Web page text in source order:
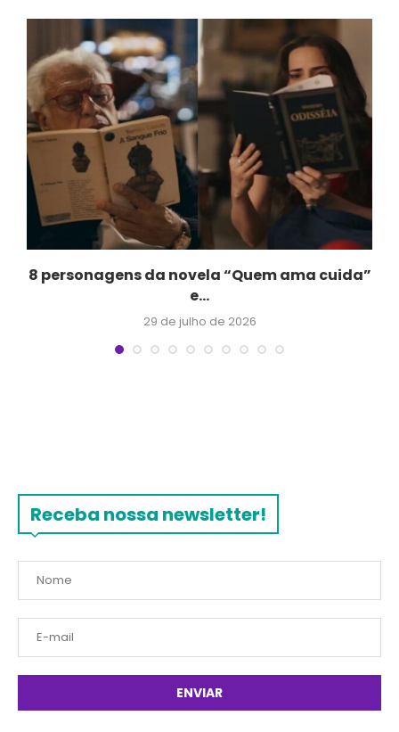
8 personagens da novela “Quem ama cuida”
e...
29 de julho de 2026
Receba nossa newsletter!